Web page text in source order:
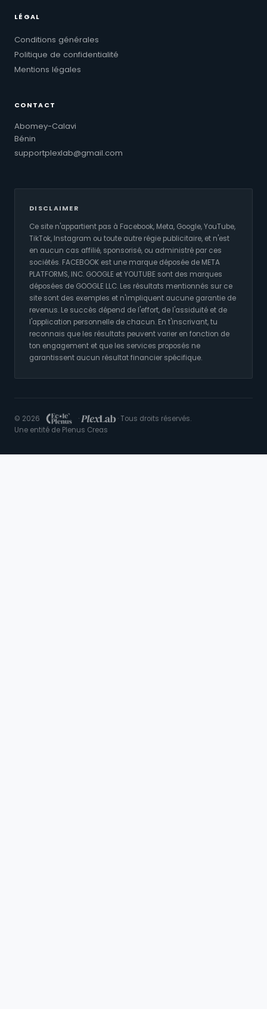
LÉGAL
Conditions générales
Politique de confidentialité
Mentions légales
CONTACT
Abomey-Calavi
Bénin
supportplexlab@gmail.com
DISCLAIMER
Ce site n'appartient pas à Facebook, Meta, Google, YouTube,
TikTok, Instagram ou toute autre régie publicitaire, et n'est
en aucun cas affilié, sponsorisé, ou administré par ces
sociétés. FACEBOOK est une marque déposée de META
PLATFORMS, INC. GOOGLE et YOUTUBE sont des marques
déposées de GOOGLE LLC. Les résultats mentionnés sur ce
site sont des exemples et n'impliquent aucune garantie de
revenus. Le succès dépend de l'effort, de l'assiduité et de
l'application personnelle de chacun. En t'inscrivant, tu
reconnais que les résultats peuvent varier en fonction de
ton engagement et que les services proposés ne
garantissent aucun résultat financier spécifique.
© 2026 ·
· Tous droits réservés.
Une entité de Plenus Creas